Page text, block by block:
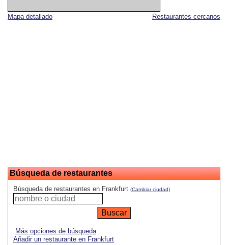
Restaurantes cercanos
Mapa detallado
Búsqueda de restaurantes
Búsqueda de restaurantes en Frankfurt (Cambiar ciudad)
Más opciones de búsqueda
Añadir un restaurante en Frankfurt